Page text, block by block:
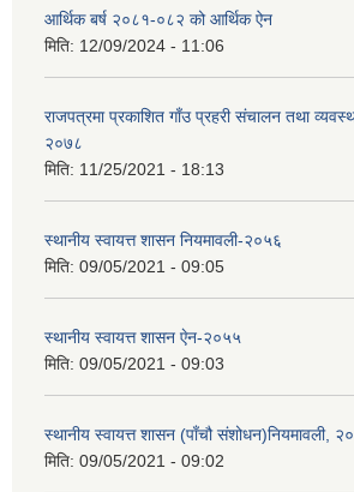
आर्थिक बर्ष २०८१-०८२ को आर्थिक ऐन
मिति: 12/09/2024 - 11:06
राजपत्रमा प्रकाशित गाँउ प्रहरी संचालन तथा
२०७८
मिति: 11/25/2021 - 18:13
स्थानीय स्वायत्त शासन नियमावली-२०५६
मिति: 09/05/2021 - 09:05
स्थानीय स्वायत्त शासन ए‍ेन-२०५५
मिति: 09/05/2021 - 09:03
स्थानीय स्वायत्त शासन (पाँचौ संशोधन)नियमावली,
मिति: 09/05/2021 - 09:02